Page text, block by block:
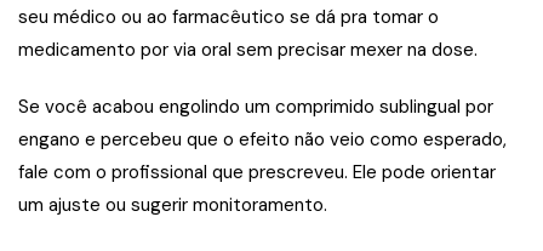
seu médico ou ao farmacêutico se dá pra tomar o
medicamento por via oral sem precisar mexer na dose.
Se você acabou engolindo um comprimido sublingual por
engano e percebeu que o efeito não veio como esperado,
fale com o profissional que prescreveu. Ele pode orientar
um ajuste ou sugerir monitoramento.